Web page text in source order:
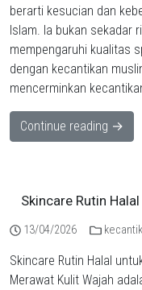
berarti kesucian dan
Islam. Ia bukan sekadar
mempengaruhi kualitas
dengan kecantikan
mencerminkan
Continue reading →
Skincare Rutin
13/04/2026
Skincare Rutin Halal
Merawat Kulit Wajah